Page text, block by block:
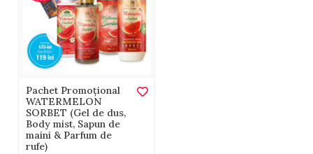
Pachet Promoțional
WATERMELON
SORBET (Gel de dus,
Body mist, Sapun de
maini & Parfum de
rufe)